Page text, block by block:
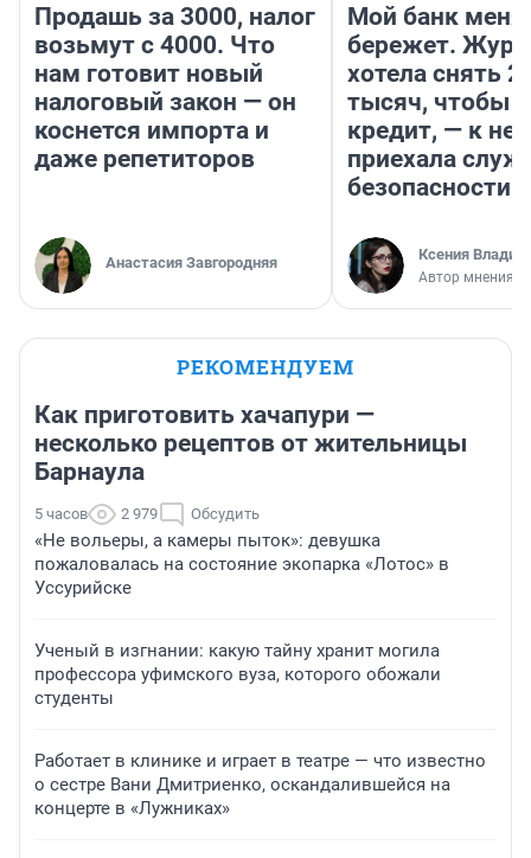
Продашь за 3000, налог
возьмут с 4000. Что
нам готовит новый
налоговый закон — он
коснется импорта и
даже репетиторов
Анастасия Завгородняя
Мой банк меня
бережет.
хотела снять
тысяч, чтобы
кредит, — к
приехала
безопасности
Ксения
Автор мнения
РЕКОМЕНДУЕМ
Как приготовить хачапури —
несколько рецептов от жительницы
Барнаула
5 часов 2 979 Обсудить
«Не вольеры, а камеры пыток»: девушка
пожаловалась на состояние экопарка «Лотос» в
Уссурийске
Ученый в изгнании: какую тайну хранит могила
профессора уфимского вуза, которого обожали
студенты
Работает в клинике и играет в театре — что известно
о сестре Вани Дмитриенко, оскандалившейся на
концерте в «Лужниках»